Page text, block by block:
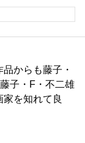
からも藤子・
子・F・不二雄
を知れて良